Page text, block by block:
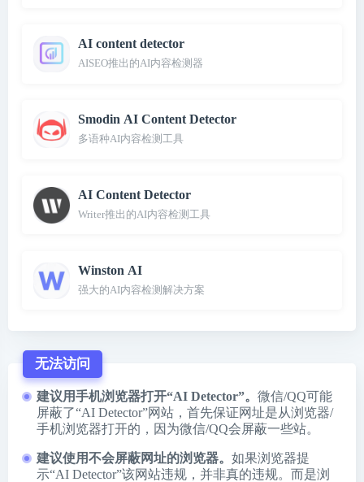
AI content detector
AISEO推出的AI内容检测器
Smodin AI Content Detector
多语种AI内容检测工具
AI Content Detector
Writer推出的AI内容检测工具
Winston AI
强大的AI内容检测解决方案
无法访问
建议用手机浏览器打开“AI Detector”。 微信/QQ可能
屏蔽了“AI Detector”网站，首先保证网址是从浏览器/
手机浏览器打开的，因为微信/QQ会屏蔽一些站。
建议使用不会屏蔽网址的浏览器。 如果浏览器提
示“AI Detector”该网站违规，并非真的违规。而是浏